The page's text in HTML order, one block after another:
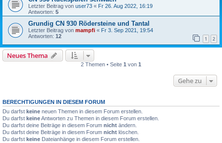
Letzter Beitrag von user73 « Fr 26. Aug 2022, 16:19
Antworten: 5
Grundig CN 930 Rödersteine und Tantal
Letzter Beitrag von mampfi « Fr 3. Sep 2021, 19:54
Antworten: 12 1 2
Neues Thema
2 Themen • Seite 1 von 1
Gehe zu
BERECHTIGUNGEN IN DIESEM FORUM
Du darfst keine neuen Themen in diesem Forum erstellen.
Du darfst keineAntworten zu Themen in diesem Forum erstellen.
Du darfst deine Beiträge in diesem Forum nicht ändern.
Du darfst deine Beiträge in diesem Forum nicht löschen.
Du darfst keine Dateianhänge in diesem Forum erstellen.